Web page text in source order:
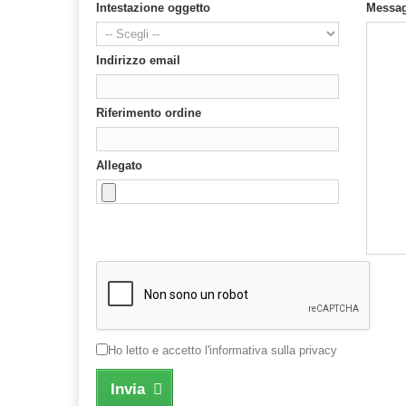
Intestazione oggetto
Indirizzo email
Riferimento ordine
Allegato
Ho letto e accetto l'informativa sulla privacy
Invia